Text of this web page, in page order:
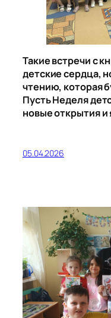
Такие встречи с
детские сердца,
чтению, которая
Пусть Неделя
новые открытия и
05.04.2026